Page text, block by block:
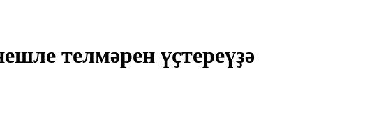
телмәрен үҫтереүҙә